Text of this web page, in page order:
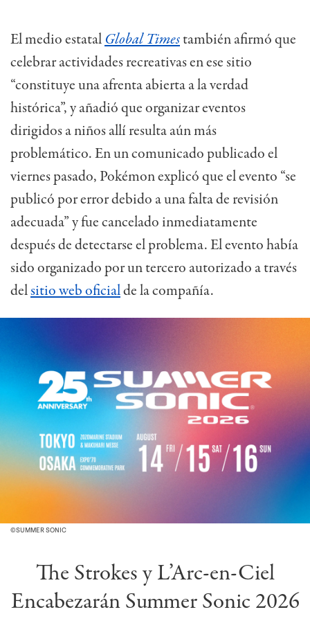
El medio estatalGlobal Timestambién afirmó que
celebrar actividades recreativas en ese sitio
“constituye una afrenta abierta a la verdad
histórica”, y añadió que organizar eventos
dirigidos a niños allí resulta aún más
problemático. En un comunicado publicado el
viernes pasado, Pokémon explicó que el evento “se
publicó por error debido a una falta de revisión
adecuada” y fue cancelado inmediatamente
después de detectarse el problema. El evento había
sido organizado por un tercero autorizado a través
delsitio web oficialde la compañía.
©︎SUMMER SONIC
The Strokes y L’Arc-en-Ciel
Encabezarán Summer Sonic 2026